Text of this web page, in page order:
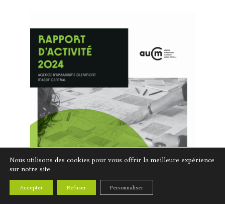
Nous utilisons des cookies pour vous offrir la meilleure expérience
sur notre site.
Accepter Refuser Personnaliser